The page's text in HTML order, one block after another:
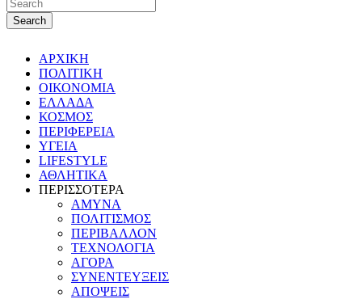
Search
ΑΡΧΙΚΗ
ΠΟΛΙΤΙΚΗ
ΟΙΚΟΝΟΜΙΑ
ΕΛΛΑΔΑ
ΚΟΣΜΟΣ
ΠΕΡΙΦΕΡΕΙΑ
ΥΓΕΙΑ
LIFESTYLE
ΑΘΛΗΤΙΚΑ
ΠΕΡΙΣΣΟΤΕΡΑ
ΑΜΥΝΑ
ΠΟΛΙΤΙΣΜΟΣ
ΠΕΡΙΒΑΛΛΟΝ
ΤΕΧΝΟΛΟΓΙΑ
ΑΓΟΡΑ
ΣΥΝΕΝΤΕΥΞΕΙΣ
ΑΠΟΨΕΙΣ